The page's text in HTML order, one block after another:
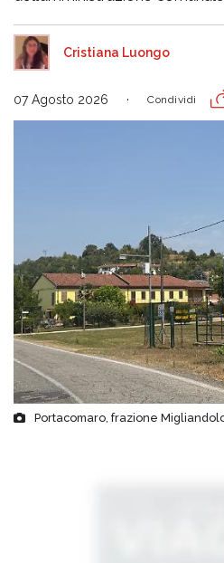
Cristiana Luongo
07 Agosto 2026 Condividi
Portacomaro, frazione